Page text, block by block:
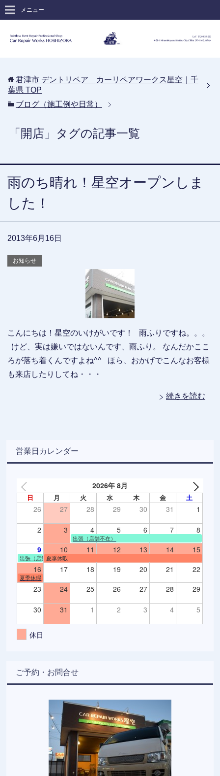
メニュー
君津市 デントリペア カーリペアワークス星空｜千
葉県 TOP
ブログ（施工例や日常）
「開店」タグの記事一覧
雨のち晴れ！星空オープンしま
した！
2013年6月16日
お知らせ
こんにちは！星空のいけがいです！ 雨ふりですね。。。
けど、実は嫌いではないんです、雨ふり。 なんだかここ
ろが落ち着くんですよね^^ ほら、おかげでこんなお客様
も来店したりしてね・・・
続きを読む
営業日カレンダー
2026年 8月
日 月 火 水 木 金 土
26 27 28 29 30 31 1
2 3 4 5 6 7 8
出張（店舗不在）
9 10 11 12 13 14 15
出張（店舗不在）
夏季休暇
16 17 18 19 20 21 22
夏季休暇
23 24 25 26 27 28 29
30 31 1 2 3 4 5
休日
ご予約・お問合せ